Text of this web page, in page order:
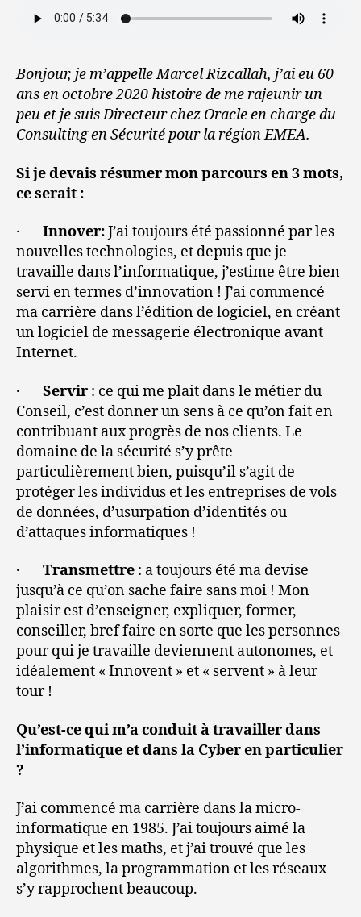
Bonjour, je m’appelle Marcel Rizcallah, j’ai eu 60
ans en octobre 2020 histoire de me rajeunir un
peu et je suis Directeur chez Oracle en charge du
Consulting en Sécurité pour la région EMEA.
Si je devais résumer mon parcours en 3 mots,
ce serait :
· Innover:J’ai toujours été passionné par les
nouvelles technologies, et depuis que je
travaille dans l’informatique, j’estime être bien
servi en termes d’innovation ! J’ai commencé
ma carrière dans l’édition de logiciel, en créant
un logiciel de messagerie électronique avant
Internet.
· Servir : ce qui me plait dans le métier du
Conseil, c’est donner un sens à ce qu’on fait en
contribuant aux progrès de nos clients. Le
domaine de la sécurité s’y prête
particulièrement bien, puisqu’il s’agit de
protéger les individus et les entreprises de vols
de données, d’usurpation d’identités ou
d’attaques informatiques !
· Transmettre : a toujours été ma devise
jusqu’à ce qu’on sache faire sans moi ! Mon
plaisir est d’enseigner, expliquer, former,
conseiller, bref faire en sorte que les personnes
pour qui je travaille deviennent autonomes, et
idéalement « Innovent » et « servent » à leur
tour !
Qu’est-ce qui m’a conduit à travailler dans
l’informatique et dans la Cyber en particulier
?
J’ai commencé ma carrière dans la micro-
informatique en 1985. J’ai toujours aimé la
physique et les maths, et j’ai trouvé que les
algorithmes, la programmation et les réseaux
s’y rapprochent beaucoup.